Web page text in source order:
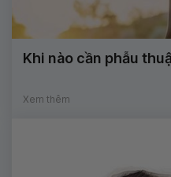
Khi nào cần phẫu
Xem thêm